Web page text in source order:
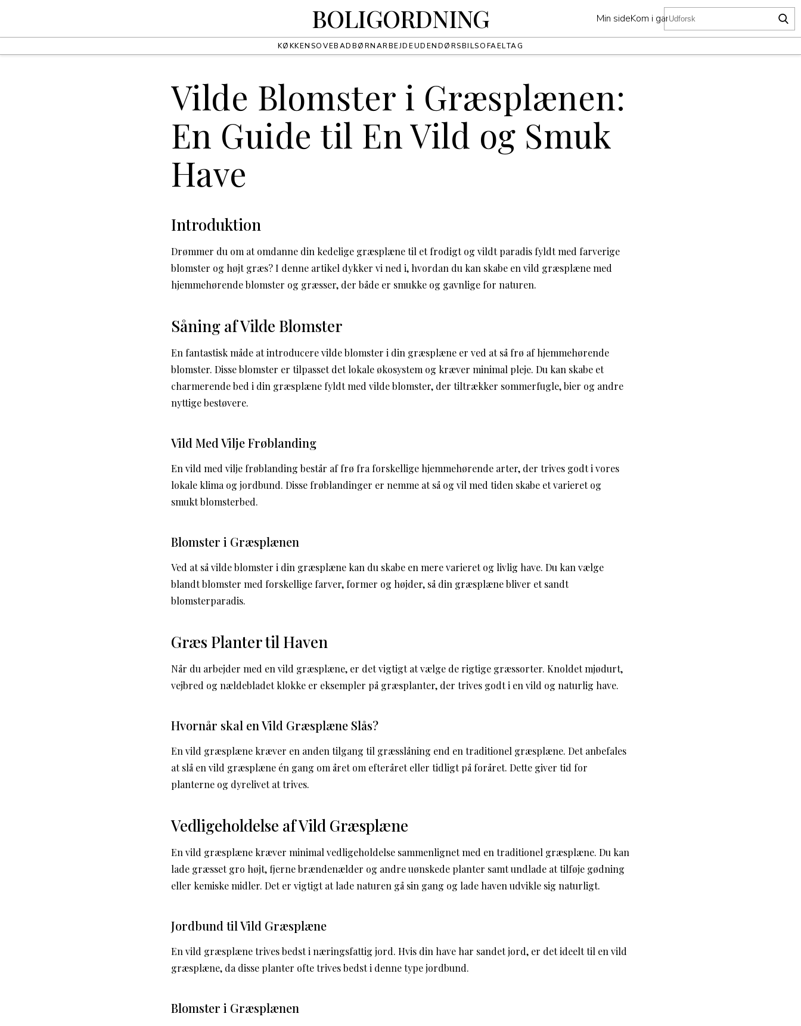
BOLIGORDNING Min sideKom i gang
KØKKENSOVEBADBØRNARBEJDEUDENDØRSBILSOFAELTAG
Vilde Blomster i Græsplænen:
En Guide til En Vild og Smuk
Have
Introduktion
Drømmer du om at omdanne din kedelige græsplæne til et frodigt og vildt paradis fyldt med farverige
blomster og højt græs? I denne artikel dykker vi ned i, hvordan du kan skabe en vild græsplæne med
hjemmehørende blomster og græsser, der både er smukke og gavnlige for naturen.
Såning af Vilde Blomster
En fantastisk måde at introducere vilde blomster i din græsplæne er ved at så frø af hjemmehørende
blomster. Disse blomster er tilpasset det lokale økosystem og kræver minimal pleje. Du kan skabe et
charmerende bed i din græsplæne fyldt med vilde blomster, der tiltrækker sommerfugle, bier og andre
nyttige bestøvere.
Vild Med Vilje Frøblanding
En vild med vilje frøblanding består af frø fra forskellige hjemmehørende arter, der trives godt i vores
lokale klima og jordbund. Disse frøblandinger er nemme at så og vil med tiden skabe et varieret og
smukt blomsterbed.
Blomster i Græsplænen
Ved at så vilde blomster i din græsplæne kan du skabe en mere varieret og livlig have. Du kan vælge
blandt blomster med forskellige farver, former og højder, så din græsplæne bliver et sandt
blomsterparadis.
Græs Planter til Haven
Når du arbejder med en vild græsplæne, er det vigtigt at vælge de rigtige græssorter. Knoldet mjødurt,
vejbred og nældebladet klokke er eksempler på græsplanter, der trives godt i en vild og naturlig have.
Hvornår skal en Vild Græsplæne Slås?
En vild græsplæne kræver en anden tilgang til græsslåning end en traditionel græsplæne. Det anbefales
at slå en vild græsplæne én gang om året om efteråret eller tidligt på foråret. Dette giver tid for
planterne og dyrelivet at trives.
Vedligeholdelse af Vild Græsplæne
En vild græsplæne kræver minimal vedligeholdelse sammenlignet med en traditionel græsplæne. Du kan
lade græsset gro højt, fjerne brændenælder og andre uønskede planter samt undlade at tilføje gødning
eller kemiske midler. Det er vigtigt at lade naturen gå sin gang og lade haven udvikle sig naturligt.
Jordbund til Vild Græsplæne
En vild græsplæne trives bedst i næringsfattig jord. Hvis din have har sandet jord, er det ideelt til en vild
græsplæne, da disse planter ofte trives bedst i denne type jordbund.
Blomster i Græsplænen